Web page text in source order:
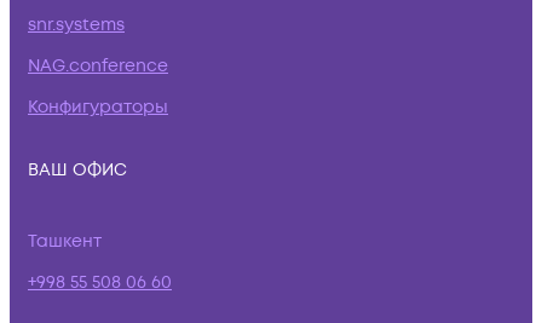
snr.systems
NAG.conference
Конфигураторы
ВАШ ОФИС
Ташкент
+998 55 508 06 60